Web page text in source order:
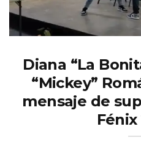
Diana “La
“Mickey”
mensaje de